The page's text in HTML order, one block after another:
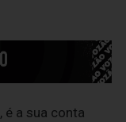
, é a sua conta